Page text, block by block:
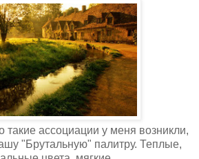
такие ассоциации у меня возникли,
"Брутальную" палитру. Теплые,